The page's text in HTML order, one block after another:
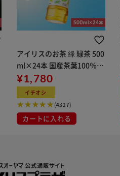
アイリスのお茶 綠 緑茶 500
ml×24本 国産茶葉100％使
用
¥1,780
イチオシ
(4327)
カートに入れる